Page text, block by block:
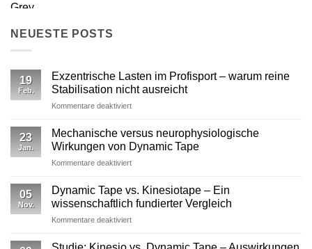
NEUESTE POSTS
19
Feb.
Exzentrische Lasten im Profisport – warum reine
Stabilisation nicht ausreicht
Kommentare deaktiviertfür
im
Profisport
–
reine
Stabilisation
ausreicht
23
Jan.
Mechanische versus neurophysiologische
Wirkungen von Dynamic Tape
Kommentare deaktiviertfür
versus
neurophysiologische
Wirkungen
von
05
Nov.
Dynamic Tape vs. Kinesiotape – Ein
wissenschaftlich fundierter Vergleich
Kommentare deaktiviertfür
Tape